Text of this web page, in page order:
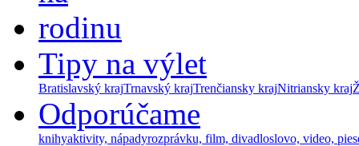
Tipy na výlet
Bratislavský krajTrnavský krajTrenčiansky krajNitriansky kraj
Odporúčame
knihyaktivity, nápadyrozprávku, film, divadloslovo, video,